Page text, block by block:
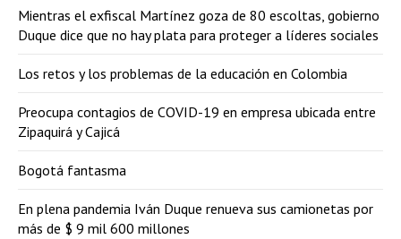
Mientras el exfiscal Martínez goza de 80 escoltas, gobierno
Duque dice que no hay plata para proteger a líderes sociales
Los retos y los problemas de la educación en Colombia
Preocupa contagios de COVID-19 en empresa ubicada entre
Zipaquirá y Cajicá
Bogotá fantasma
En plena pandemia Iván Duque renueva sus camionetas por
más de $ 9 mil 600 millones